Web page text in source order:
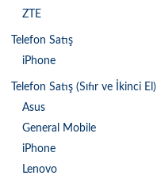
ZTE
Telefon Satış
iPhone
Telefon Satış (Sıfır ve İkinci El)
Asus
General Mobile
iPhone
Lenovo